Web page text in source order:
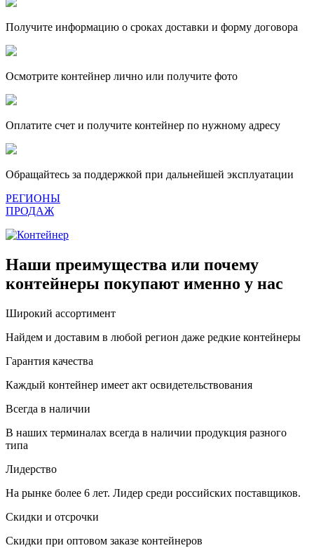
Получите информацию о сроках доставки и форму договора
Осмотрите контейнер лично или получите фото
Оплатите счет и получите контейнер по нужному адресу
Обращайтесь за поддержкой при дальнейшей эксплуатации
РЕГИОНЫ
ПРОДАЖ
Наши преимущества или почему
контейнеры покупают именно у нас
Широкий ассортимент
Найдем и доставим в любой регион даже редкие контейнеры
Гарантия качества
Каждый контейнер имеет акт освидетельствования
Всегда в наличии
В наших терминалах всегда в наличии продукция разного
типа
Лидерство
На рынке более 6 лет. Лидер среди российских поставщиков.
Скидки и отсрочки
Скидки при оптовом заказе контейнеров